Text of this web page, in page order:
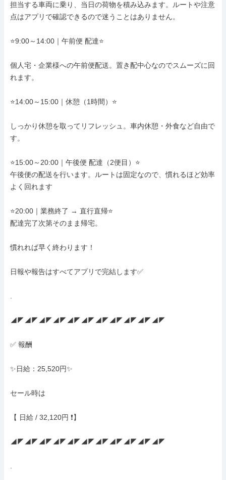
担当する車両に乗り、当日の荷物を積み込みます。ルートや注意
点はアプリで確認できるので迷うことはありません。
⭐️9:00～14:00｜午前便 配達⭐️
個人宅・企業様への午前便配送。置き配中心なのでスムーズに回
れます。
⭐️14:00～15:00｜休憩（1時間）⭐️
しっかり休憩を取ってリフレッシュ。車内休憩・外食など自由で
す。
⭐️15:00～20:00｜午後便 配達（2便目）⭐️
午後便の配送を行います。ルートは固定なので、慣れるほど効率
よく回れます
⭐️20:00｜業務終了 → 直行直帰⭐️
配達完了次第そのまま帰宅。
慣れれば早く終わります！
日報や報告はすべてアプリで完結します✅
◢◤◢◤◢◤◢◤◢◤◢◤◢◤◢◤◢◤◢◤◢◤
✅ 報酬
✨日給：25,520円✨
セール時は
【 日給 / 32,120円 ❗】
◢◤◢◤◢◤◢◤◢◤◢◤◢◤◢◤◢◤◢◤◢◤